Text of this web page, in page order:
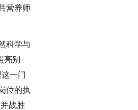
营养师
科学与
亮别
一门
位的执
战胜